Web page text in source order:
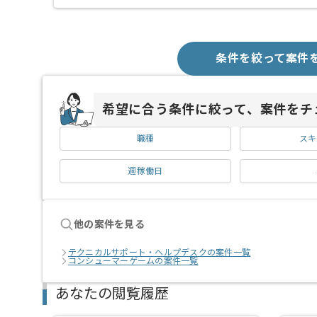
条件を絞って案件
希望に合う条件に絞って、案件をチ
職種 ス
週稼働日
他の案件を見る
テクニカルサポート・ヘルプデスクの案件一覧
コンシューマーゲームの案件一覧
あなたの閲覧履歴